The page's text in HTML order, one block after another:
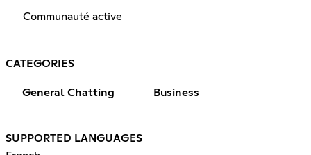
Communauté active
CATEGORIES
General Chatting Business
SUPPORTED LANGUAGES